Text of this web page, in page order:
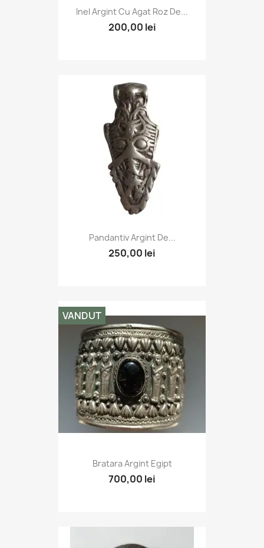
Inel Argint Cu Agat Roz De...
200,00 lei
Pandantiv Argint De...
250,00 lei
Bratara Argint Egipt
700,00 lei
VANDUT